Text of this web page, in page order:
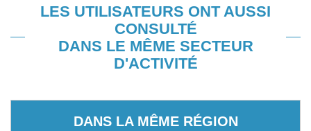
LES UTILISATEURS ONT AUSSI
CONSULTÉ
DANS LE MÊME SECTEUR
D'ACTIVITÉ
DANS LA MÊME RÉGION